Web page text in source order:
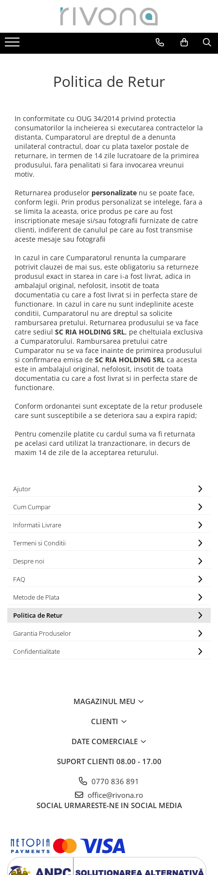
Placute & Semnalistica
HoReCa
Decor evenimente
Botez
Cadouri personalizate premium
Trofee personalizate din acrilic
Tablouri din sticla acrilica
Animale fantastice
Peisaje urbane
Texturi Abstracte
Politica de Retur
In conformitate cu OUG 34/2014 privind protectia
consumatorilor la incheierea si executarea contractelor la
distanta, Cumparatorul are dreptul de a denunta
unilateral contractul, doar cu plata taxelor postale de
returnare, in termen de 14 zile lucratoare de la primirea
produsului, fara penalitati si fara invocarea vreunui
motiv.
Returnarea produselor personalizate nu se poate face,
conform legii. Prin produs personalizat se intelege, fara a
se limita la aceasta, orice produs pe care au fost
inscriptionate mesaje si/sau fotografii furnizate de catre
clienti, indiferent de canulul pe care au fost transmise
aceste mesaje sau fotografii
In cazul in care Cumparatorul renunta la cumparare
potrivit clauzei de mai sus, este obligatoriu sa returneze
produsul exact in starea in care i-a fost livrat, adica in
ambalajul original, nefolosit, insotit de toata
documentatia cu care a fost livrat si in perfecta stare de
functionare. In cazul in care nu sunt indeplinite aceste
conditii, Cumparatorul nu are dreptul sa solicite
rambursarea pretului. Returnarea produsului se va face
catre sediul SC RIA HOLDING SRL, pe cheltuiala exclusiva
a Cumparatorului. Rambursarea pretului catre
Cumparator nu se va face inainte de primirea produsului
si confirmarea emisa de SC RIA HOLDING SRL ca acesta
este in ambalajul original, nefolosit, insotit de toata
documentatia cu care a fost livrat si in perfecta stare de
functionare.
Conform ordonantei sunt exceptate de la retur produsele
care sunt susceptibile a se deteriora sau a expira rapid;
Pentru comenzile platite cu cardul suma va fi returnata
pe acelasi card utilizat la tranzactionare, in decurs de
maxim 14 de zile de la acceptarea returului.
Ajutor
Cum Cumpar
Informatii Livrare
Termeni si Conditii
Despre noi
FAQ
Metode de Plata
Politica de Retur
Garantia Produselor
Confidentialitate
MAGAZINUL MEU
CLIENTI
DATE COMERCIALE
SUPORT CLIENTI 08.00 - 17.00
0770 836 891
office@rivona.ro
SOCIAL URMARESTE-NE IN SOCIAL MEDIA